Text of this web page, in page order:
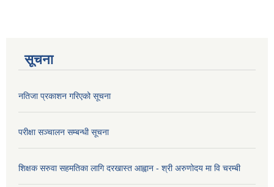
सूचना
नतिजा प्रकाशन गरिएको सूचना
परीक्षा सञ्चालन सम्बन्धी सूचना
शिक्षक सरुवा सहमतिका लागि दरखास्त आह्वान - श्री अरुणोदय मा वि चरम्बी